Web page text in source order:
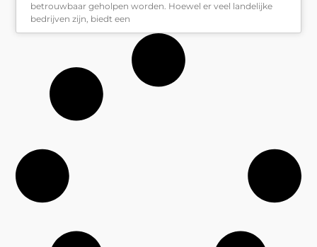
betrouwbaar geholpen worden. Hoewel er veel landelijke
bedrijven zijn, biedt een